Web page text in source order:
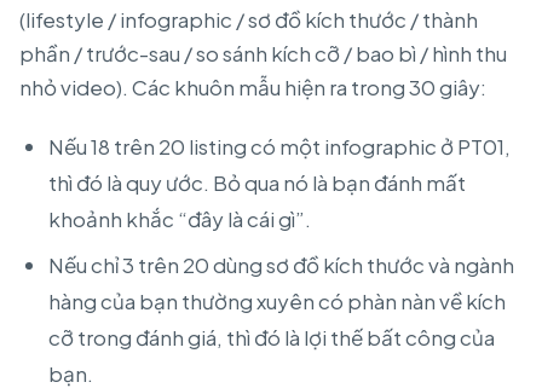
(lifestyle / infographic / sơ đồ kích thước / thành
phần / trước-sau / so sánh kích cỡ / bao bì / hình thu
nhỏ video). Các khuôn mẫu hiện ra trong 30 giây:
Nếu 18 trên 20 listing có một infographic ở PT01,
thì đó là quy ước. Bỏ qua nó là bạn đánh mất
khoảnh khắc “đây là cái gì”.
Nếu chỉ 3 trên 20 dùng sơ đồ kích thước và ngành
hàng của bạn thường xuyên có phàn nàn về kích
cỡ trong đánh giá, thì đó là lợi thế bất công của
bạn.